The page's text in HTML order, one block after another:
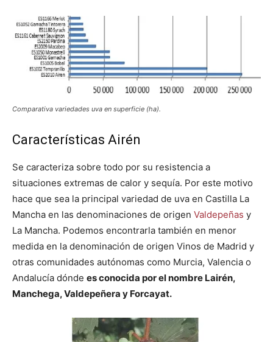
Comparativa variedades uva en superficie (ha).
Características Airén
Se caracteriza sobre todo por su resistencia a
situaciones extremas de calor y sequía. Por este motivo
hace que sea la principal variedad de uva en Castilla La
Mancha en las denominaciones de origen Valdepeñas y
La Mancha. Podemos encontrarla también en menor
medida en la denominación de origen Vinos de Madrid y
otras comunidades autónomas como Murcia, Valencia o
Andalucía dónde es conocida por el nombre Lairén,
Manchega, Valdepeñera y Forcayat.